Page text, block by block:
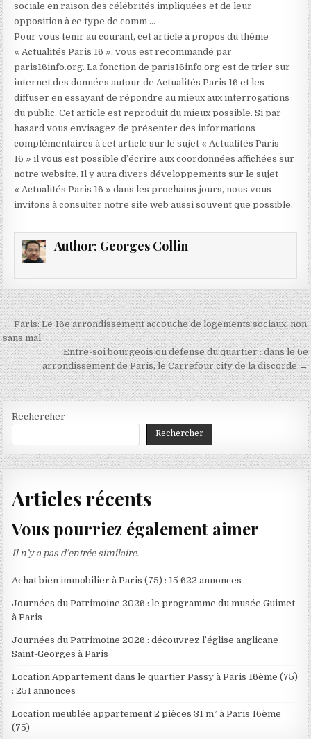
sociale en raison des célébrités impliquées et de leur
opposition à ce type de comm …
Pour vous tenir au courant, cet article à propos du thème
« Actualités Paris 16 », vous est recommandé par
paris16info.org. La fonction de paris16info.org est de trier sur
internet des données autour de Actualités Paris 16 et les
diffuser en essayant de répondre au mieux aux interrogations
du public. Cet article est reproduit du mieux possible. Si par
hasard vous envisagez de présenter des informations
complémentaires à cet article sur le sujet « Actualités Paris
16 » il vous est possible d’écrire aux coordonnées affichées sur
notre website. Il y aura divers développements sur le sujet
« Actualités Paris 16 » dans les prochains jours, nous vous
invitons à consulter notre site web aussi souvent que possible.
Author: Georges Collin
Navigation
de
l’article
← Paris: Le 16e arrondissement accouche de logements sociaux, non
sans mal
Entre-soi bourgeois ou défense du quartier : dans le 6e
arrondissement de Paris, le Carrefour city de la discorde →
Rechercher
Rechercher
Articles récents
Vous pourriez également aimer
Il n’y a pas d’entrée similaire.
Achat bien immobilier à Paris (75) : 15 622 annonces
Journées du Patrimoine 2026 : le programme du musée Guimet
à Paris
Journées du Patrimoine 2026 : découvrez l’église anglicane
Saint-Georges à Paris
Location Appartement dans le quartier Passy à Paris 16ème (75)
: 251 annonces
Location meublée appartement 2 pièces 31 m² à Paris 16ème
(75)